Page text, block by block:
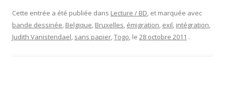
Cette entrée a été publiée dans Lecture / BD, et marquée avec
bande dessinée, Belgique, Bruxelles, émigration, exil, intégration,
Judith Vanistendael, sans papier,Togo, le 28 octobre 2011 .